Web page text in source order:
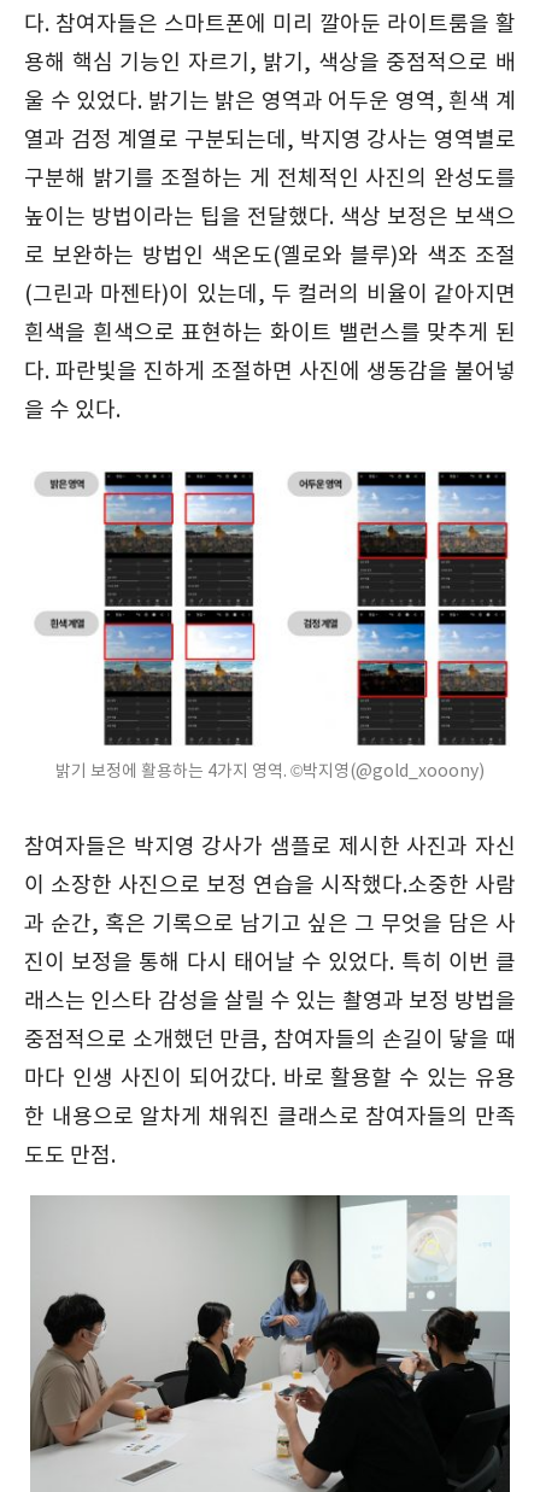
다. 참여자들은 스마트폰에 미리 깔아둔 라이트룸을 활
용해 핵심 기능인 자르기, 밝기, 색상을 중점적으로 배
울 수 있었다. 밝기는 밝은 영역과 어두운 영역, 흰색 계
열과 검정 계열로 구분되는데, 박지영 강사는 영역별로
구분해 밝기를 조절하는 게 전체적인 사진의 완성도를
높이는 방법이라는 팁을 전달했다. 색상 보정은 보색으
로 보완하는 방법인 색온도(옐로와 블루)와 색조 조절
(그린과 마젠타)이 있는데, 두 컬러의 비율이 같아지면
흰색을 흰색으로 표현하는 화이트 밸런스를 맞추게 된
다. 파란빛을 진하게 조절하면 사진에 생동감을 불어넣
을 수 있다.
밝기 보정에 활용하는 4가지 영역. ©박지영(@gold_xooony)
참여자들은 박지영 강사가 샘플로 제시한 사진과 자신
이 소장한 사진으로 보정 연습을 시작했다.소중한 사람
과 순간, 혹은 기록으로 남기고 싶은 그 무엇을 담은 사
진이 보정을 통해 다시 태어날 수 있었다. 특히 이번 클
래스는 인스타 감성을 살릴 수 있는 촬영과 보정 방법을
중점적으로 소개했던 만큼, 참여자들의 손길이 닿을 때
마다 인생 사진이 되어갔다. 바로 활용할 수 있는 유용
한 내용으로 알차게 채워진 클래스로 참여자들의 만족
도도 만점.